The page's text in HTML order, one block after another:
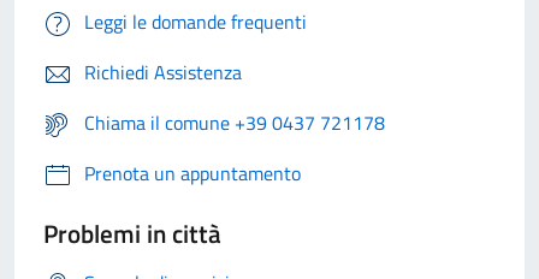
Leggi le domande frequenti
Richiedi Assistenza
Chiama il comune +39 0437 721178
Prenota un appuntamento
Problemi in città